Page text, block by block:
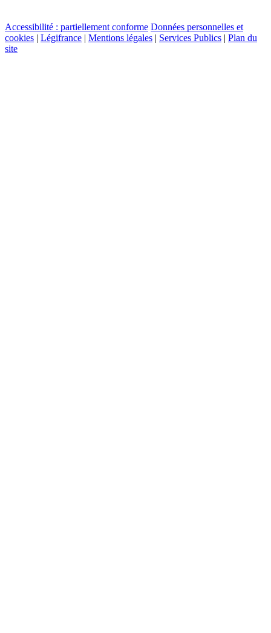
Accessibilité : partiellement conforme Données personnelles et
cookies | Légifrance | Mentions légales | Services Publics | Plan du
site